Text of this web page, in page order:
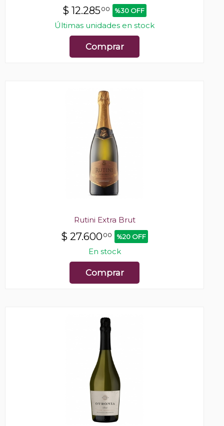
$ 12.28500 %30 OFF
Últimas unidades en stock
Comprar
Rutini Extra Brut
$ 27.60000 %20 OFF
En stock
Comprar